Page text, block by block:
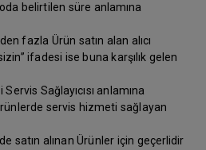
belirtilen süre anlamına
fazla Ürün satın alan alıcı
ifadesi ise buna karşılık gelen
Sağlayıcısı anlamına
servis hizmeti sağlayan
satın alınan Ürünler için geçerlidir